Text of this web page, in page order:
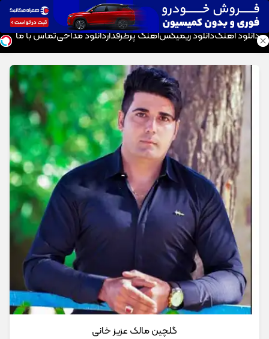
موزیک تار
دانلود آهنگدانلود ریمیکسآهنگ پرطرفداردانلود مداحیتماس با ما
گلچین مالک عزیز خانی